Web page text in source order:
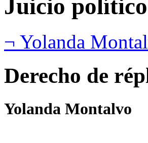
Juicio
¬ Yolanda
Derecho de
Yolanda Montalvo